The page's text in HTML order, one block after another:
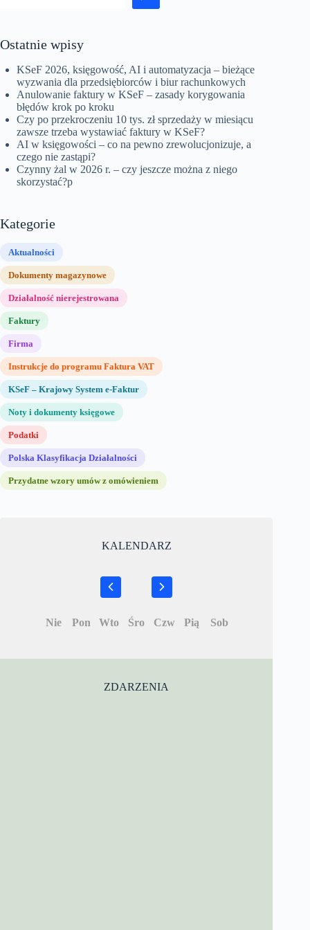
Ostatnie wpisy
KSeF 2026, księgowość, AI i automatyzacja – bieżące
wyzwania dla przedsiębiorców i biur rachunkowych
Anulowanie faktury w KSeF – zasady korygowania
błędów krok po kroku
Czy po przekroczeniu 10 tys. zł sprzedaży w miesiącu
zawsze trzeba wystawiać faktury w KSeF?
AI w księgowości – co na pewno zrewolucjonizuje, a
czego nie zastąpi?
Czynny żal w 2026 r. – czy jeszcze można z niego
skorzystać?p
Kategorie
Aktualności
Dokumenty magazynowe
Działalność nierejestrowana
Faktury
Firma
Instrukcje do programu Faktura VAT
KSeF – Krajowy System e-Faktur
Noty i dokumenty księgowe
Podatki
Polska Klasyfikacja Działalności
Przydatne wzory umów z omówieniem
KALENDARZ
Nie Pon Wto Śro Czw Pią Sob
ZDARZENIA